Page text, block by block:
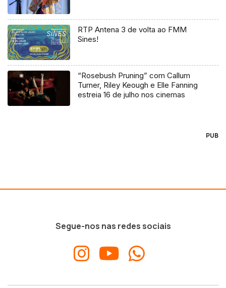
RTP Antena 3 de volta ao FMM
Sines!
“Rosebush Pruning” com Callum
Turner, Riley Keough e Elle Fanning
estreia 16 de julho nos cinemas
PUB
Segue-nos nas redes sociais